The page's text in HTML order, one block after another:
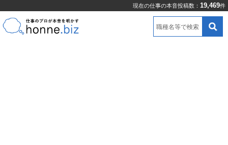
現在の仕事の本音投稿数： 19,469件
職種名等で検索